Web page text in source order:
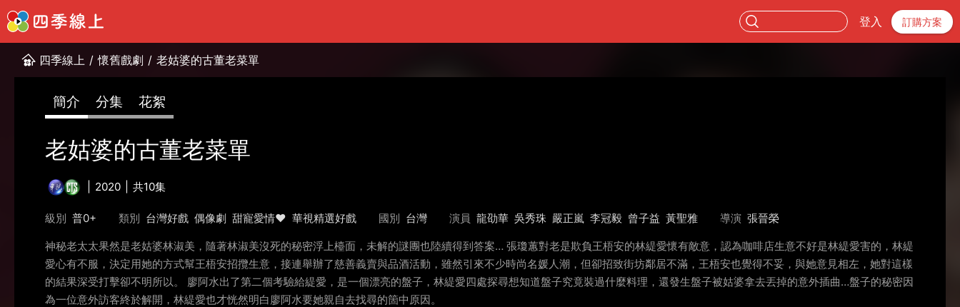
登入 訂購方案
四季線上 / 懷舊戲劇 / 老姑婆的古董老菜單
簡介 分集 花絮
老姑婆的古董老菜單
2020 共10集
級別 普0+ 類別 台灣好戲 偶像劇 甜寵愛情❤️ 華視精選好戲 國別 台灣 演員 龍劭華 吳秀珠 嚴正嵐 李冠毅 曾子益 黃聖雅 導演 張晉榮
神秘老太太果然是老姑婆林淑美，隨著林淑美沒死的秘密浮上檯面，未解的謎團也陸續得到答案… 張瓊蕙對老是欺負王梧安的林緹愛懷有敵意，認為咖啡店生意不好是林緹愛害的，林緹
愛心有不服，決定用她的方式幫王梧安招攬生意，接連舉辦了慈善義賣與品酒活動，雖然引來不少時尚名媛人潮，但卻招致街坊鄰居不滿，王梧安也覺得不妥，與她意見相左，她對這樣
的結果深受打擊卻不明所以。 廖阿水出了第二個考驗給緹愛，是一個漂亮的盤子，林緹愛四處探尋想知道盤子究竟裝過什麼料理，還發生盤子被姑婆拿去丟掉的意外插曲…盤子的秘密因
為一位意外訪客終於解開，林緹愛也才恍然明白廖阿水要她親自去找尋的箇中原因。